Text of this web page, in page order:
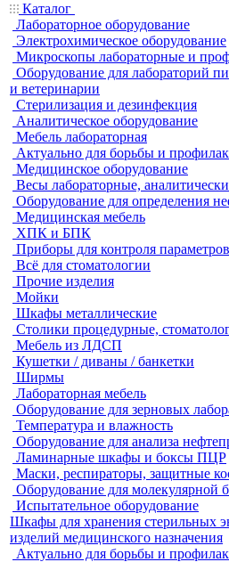
Каталог
Лабораторное оборудование
Электрохимическое оборудование
Микроскопы лабораторные и
Оборудование для лабораторий
и ветеринарии
Стерилизация и дезинфекция
Аналитическое оборудование
Мебель лабораторная
Актуально для борьбы и
Медицинское оборудование
Весы лабораторные,
Оборудование для определения
Медицинская мебель
ХПК и БПК
Приборы для контроля
Всё для стоматологии
Прочие изделия
Мойки
Шкафы металлические
Столики процедурные,
Мебель из ЛДСП
Кушетки / диваны / банкетки
Ширмы
Лабораторная мебель
Оборудование для зерновых
Температура и влажность
Оборудование для анализа
Ламинарные шкафы и боксы ПЦР
Маски, респираторы, защитные
Оборудование для молекулярной
Испытательное оборудование
Шкафы для хранения стерильных
изделий медицинского назначения
Актуально для борьбы и